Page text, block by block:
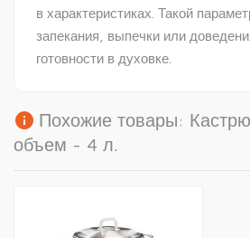
в характеристиках. Такой
запекания, выпечки или
готовности в духовке.
info Похожие товары:
объем - 4 л.